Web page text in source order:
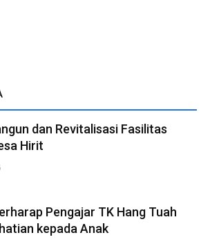
dan Revitalisasi Fasilitas
Hirit
Pengajar TK Hang Tuah
kepada Anak